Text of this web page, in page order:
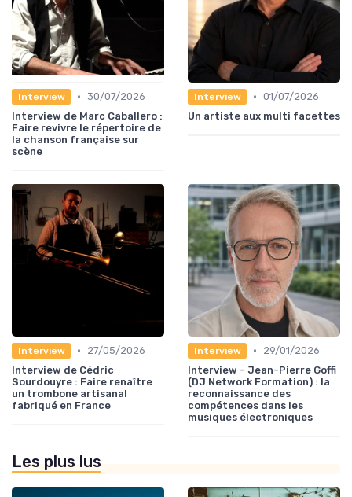
Interview • 30/07/2026
Interview de Marc Caballero :
Faire revivre le répertoire de
la chanson française sur
scène
Interview • 01/07/2026
Un artiste aux multi facettes
Interview •
27/05/2026
Interview de Cédric
Sourdouyre : Faire renaître
un trombone artisanal
fabriqué en France
Interview •
29/01/2026
Interview - Jean-Pierre Goffi
(DJ Network Formation) : la
reconnaissance des
compétences dans les
musiques électroniques
Les plus lus